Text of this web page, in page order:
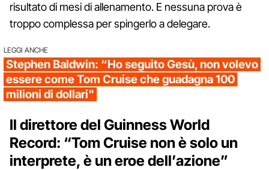
risultato di mesi di allenamento. E nessuna prova è
troppo complessa per spingerlo a delegare.
LEGGI ANCHE
Stephen Baldwin: “Ho seguito Gesù, non volevo
essere come Tom Cruise che guadagna 100
milioni di dollari"
Il direttore del Guinness World
Record: “Tom Cruise non è solo un
interprete, è un eroe dell’azione”